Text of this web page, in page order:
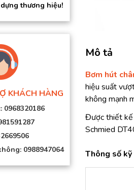
thương hiệu!
KHÁCH HÀNG
0968320186
0988947064
Mô tả
Bơm hút
hiệu suất
không mạnh
Được thiết kế
Schmied
Thông số